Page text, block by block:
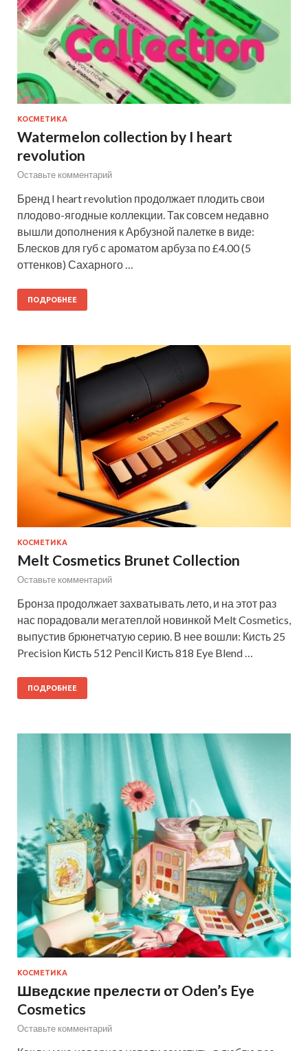
КОСМЕТИКА
Watermelon collection by I heart
revolution
Оставьте комментарий
Бренд I heart revolution продолжает плодить свои
плодово-ягодные коллекции. Так совсем недавно
вышли дополнения к Арбузной палетке в виде:
Блесков для губ с ароматом арбуза по £4.00 (5
оттенков) Сахарного …
ПОДРОБНЕЕ
КОСМЕТИКА
Melt Cosmetics Brunet Collection
Оставьте комментарий
Бронза продолжает захватывать лето, и на этот раз
нас порадовали мегатеплой новинкой Melt Cosmetics,
выпустив брюнетчатую серию. В нее вошли: Кисть 25
Precision Кисть 512 Pencil Кисть 818 Eye Blend …
ПОДРОБНЕЕ
КОСМЕТИКА
Шведские прелести от Oden’s Eye
Cosmetics
Оставьте комментарий